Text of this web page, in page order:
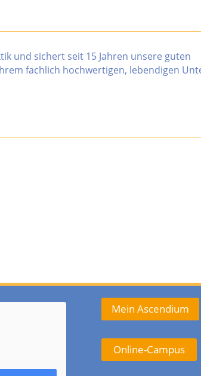
und sichert seit 15 Jahren unsere guten
fachlich hochwertigen, lebendigen
Mein Ascendium
Online-Campus